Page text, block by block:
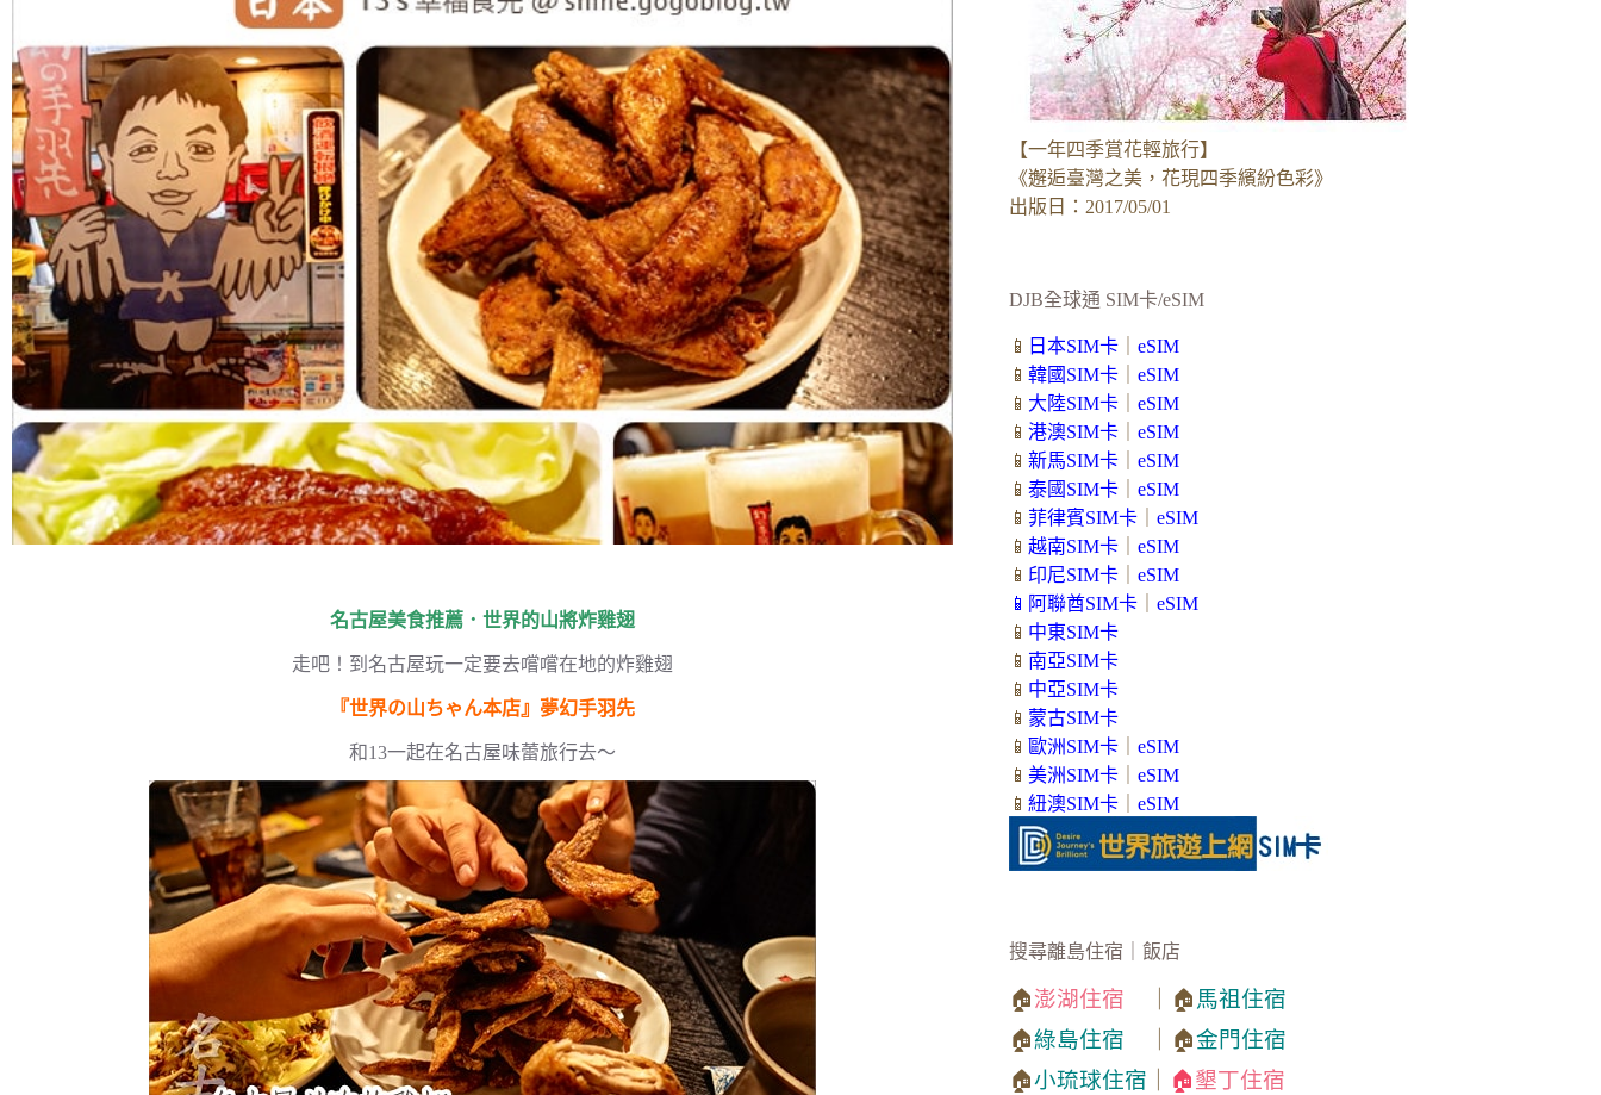
名古屋美食推薦．世界的山將炸雞翅
走吧！到名古屋玩一定要去嚐嚐在地的炸雞翅
『世界の山ちゃん本店』夢幻手羽先
和13一起在名古屋味蕾旅行去～
【一年四季賞花輕旅行】
《邂逅臺灣之美，花現四季繽紛色彩》
出版日：2017/05/01
DJB全球通 SIM卡/eSIM
📱 日本SIM卡｜ eSIM
📱 韓國SIM卡｜ eSIM
📱 大陸SIM卡｜ eSIM
📱 港澳SIM卡｜ eSIM
📱 新馬SIM卡｜ eSIM
📱 泰國SIM卡｜ eSIM
📱 菲律賓SIM卡｜ eSIM
📱 越南SIM卡｜ eSIM
📱 印尼SIM卡｜ eSIM
📱 阿聯酋SIM卡｜ eSIM
📱 中東SIM卡
📱 南亞SIM卡
📱 中亞SIM卡
📱 蒙古SIM卡
📱 歐洲SIM卡｜ eSIM
📱 美洲SIM卡｜ eSIM
📱 紐澳SIM卡｜ eSIM
搜尋離島住宿｜飯店
🏠澎湖住宿 ｜🏠馬祖住宿
🏠綠島住宿 ｜🏠金門住宿
🏠小琉球住宿 🏠墾丁住宿